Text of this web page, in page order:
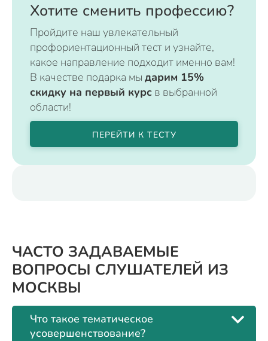
Хотите сменить профессию?
Пройдите наш увлекательный
профориентационный тест и узнайте,
какое направление подходит именно вам!
В качестве подарка мы дарим 15%
скидку на первый курс в выбранной
области!
ПЕРЕЙТИ К ТЕСТУ
ЧАСТО ЗАДАВАЕМЫЕ
ВОПРОСЫ СЛУШАТЕЛЕЙ ИЗ
МОСКВЫ
Что такое тематическое
усовершенствование?